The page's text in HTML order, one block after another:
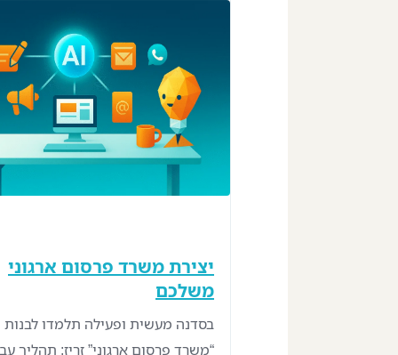
יצירת משרד פרסום ארגוני
משלכם
בסדנה מעשית ופעילה תלמדו לבנות
“משרד פרסום ארגוני” זריז: תהליך